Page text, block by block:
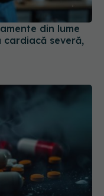
este, de fapt,